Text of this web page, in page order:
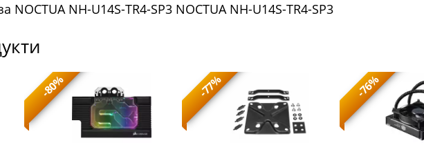
NOCTUA NH-U14S-TR4-SP3 NOCTUA NH-U14S-TR4-SP3
-80% -77% -76%